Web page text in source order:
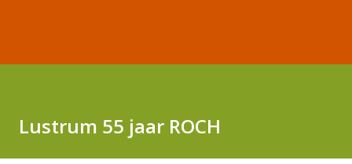
Lustrum 55 jaar ROCH